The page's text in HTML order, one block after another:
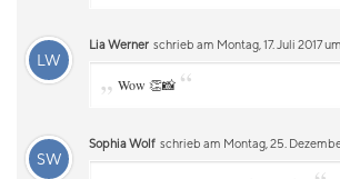
LW
Lia Werner schrieb am Montag, 17. Juli 2017
„ Wow 👏📸 “
SW
Sophia Wolf schrieb am Montag, 25.